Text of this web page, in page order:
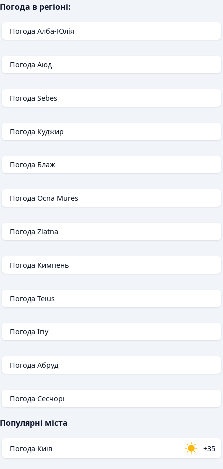
Погода в регіоні:
Погода Алба-Юлія
Погода Аюд
Погода Sebes
Погода Куджир
Погода Блаж
Погода Ocna Mures
Погода Zlatna
Погода Кимпень
Погода Teius
Погода Ігіу
Погода Абруд
Погода Сесчорі
Популярні міста
Погода Київ +35